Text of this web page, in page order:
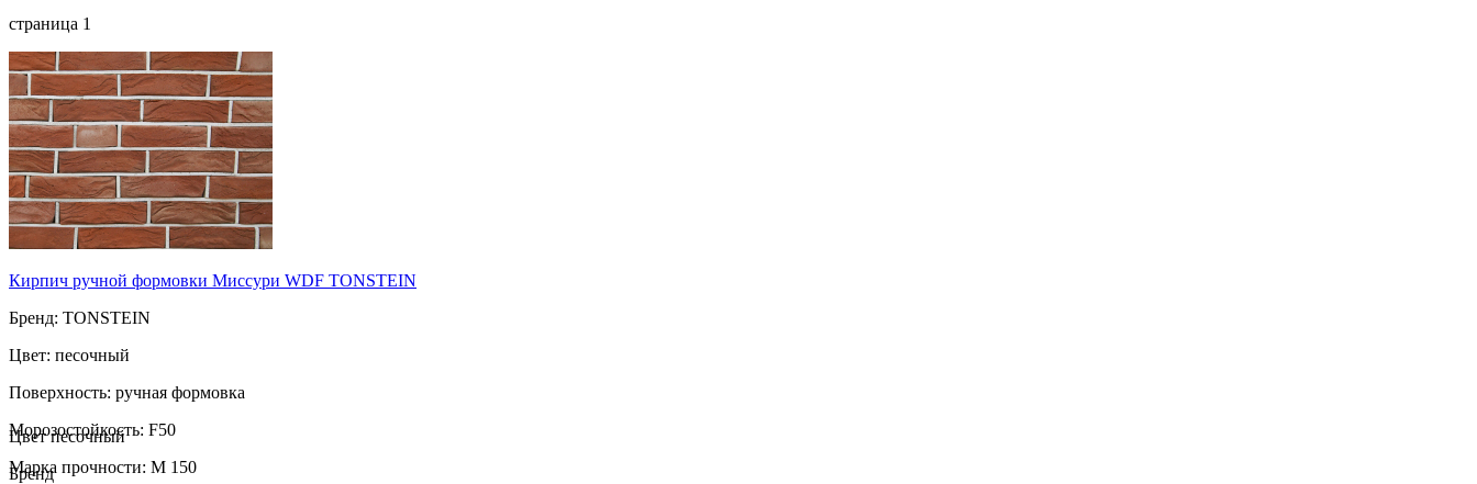
страница 1
Кирпич ручной формовки Миссури WDF TONSTEIN
Бренд: TONSTEIN
Цвет: песочный
Поверхность: ручная формовка
Морозостойкость: F50
Марка прочности: М 150
Цвет песочный
Бренд